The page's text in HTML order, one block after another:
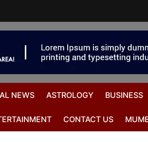
NEWS ASTROLOGY BUSINESS
CONTACT US